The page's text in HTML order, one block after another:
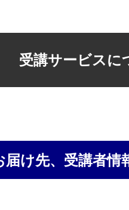
受講サービス
届け先、受講者情